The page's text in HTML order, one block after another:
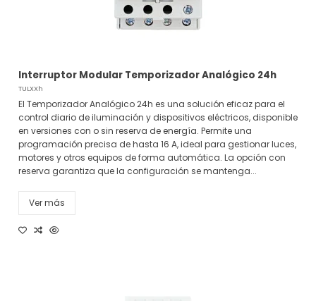
Interruptor Modular Temporizador Analógico 24h
TULXXh
El Temporizador Analógico 24h es una solución eficaz para el
control diario de iluminación y dispositivos eléctricos, disponible
en versiones con o sin reserva de energía. Permite una
programación precisa de hasta 16 A, ideal para gestionar luces,
motores y otros equipos de forma automática. La opción con
reserva garantiza que la configuración se mantenga...
Ver más